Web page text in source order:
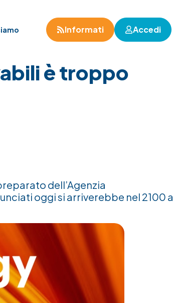
Informati Accedi
è troppo
dell’Agenzia
oggi si arriverebbe nel 2100 a